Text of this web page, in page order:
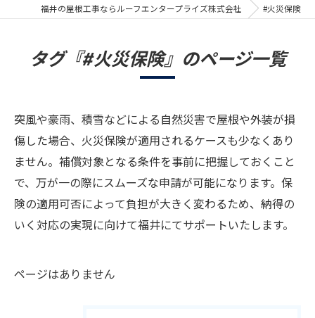
福井の屋根工事ならルーフエンタープライズ株式会社 #火災保険
タグ『#火災保険』のページ一覧
突風や豪雨、積雪などによる自然災害で屋根や外装が損
傷した場合、火災保険が適用されるケースも少なくあり
ません。補償対象となる条件を事前に把握しておくこと
で、万が一の際にスムーズな申請が可能になります。保
険の適用可否によって負担が大きく変わるため、納得の
いく対応の実現に向けて福井にてサポートいたします。
ページはありません